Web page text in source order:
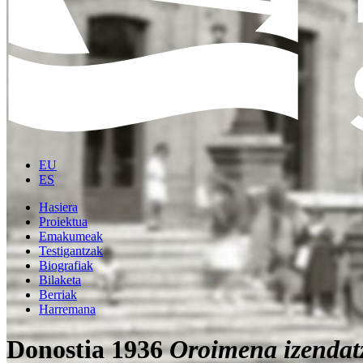
EU
ES
Hasiera
Proiektua
Emakumeak
Testigantzak
Biografiak
Bilaketa
Berriak
Harremana
Donostia 1936Oroimena